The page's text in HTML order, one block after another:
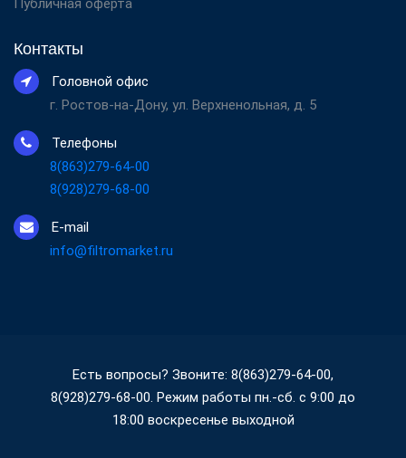
Публичная оферта
Контакты
Головной офис
г. Ростов-на-Дону, ул. Верхненольная, д. 5
Телефоны
8(863)279-64-00
8(928)279-68-00
E-mail
info@filtromarket.ru
Есть вопросы? Звоните: 8(863)279-64-00,
8(928)279-68-00. Режим работы пн.-сб. с 9:00 до
18:00 воскресенье выходной